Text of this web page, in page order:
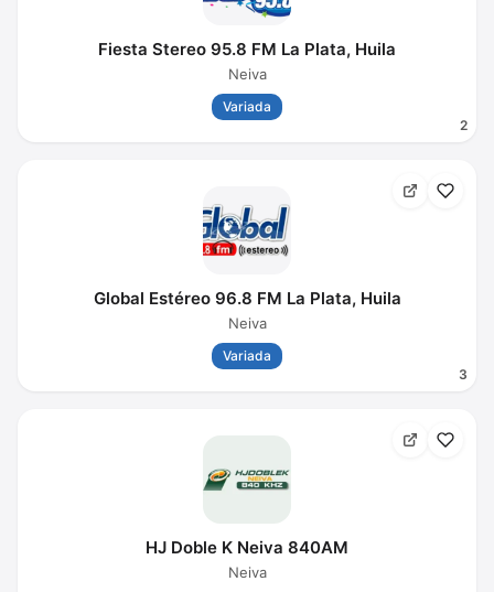
2
Fiesta Stereo 95.8 FM La Plata, Huila
Neiva
Variada
3
Global Estéreo 96.8 FM La Plata, Huila
Neiva
Variada
HJ Doble K Neiva 840AM
Neiva